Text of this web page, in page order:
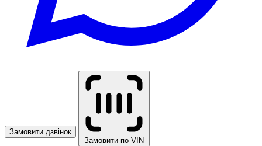
Замовити дзвінок
Замовити по VIN